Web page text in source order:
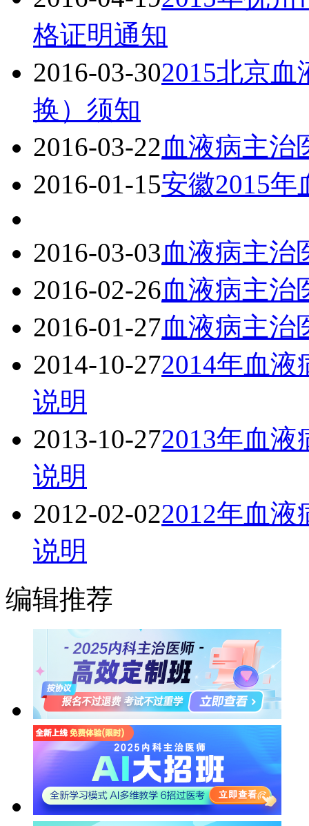
格证明通知
2016-03-302015北京
换）须知
2016-03-22血液病主治
2016-01-15安徽2015
2016-03-03血液病主治
2016-02-26血液病主治
2016-01-27血液病主治
2014-10-272014年血
说明
2013-10-272013年血
说明
2012-02-022012年血
说明
编辑推荐